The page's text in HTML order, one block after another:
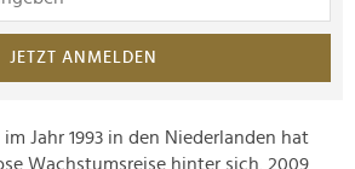
JETZT ANMELDEN
Jahr 1993 in den Niederlanden hat
Wachstumsreise hinter sich. 2009